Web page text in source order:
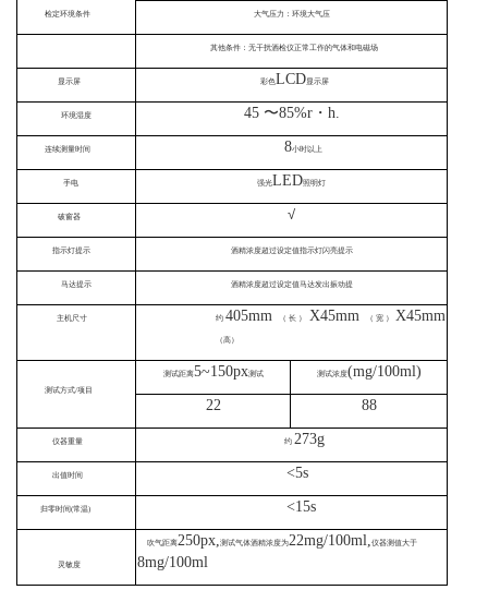
检定环境条件 大气压力：环境大气压
其他条件：无干扰酒检仪正常工作的气体和电磁场
显示屏 彩色LCD显示屏
环境湿度 45 〜85%r・ h.
连续测量时间 8小时以上
手电 强光LED照明灯
破窗器 √
指示灯提示 酒精浓度超过设定值指示灯闪亮提示
马达提示 酒精浓度超过设定值马达发出振动提
主机尺寸 约405mm （长） X45mm （宽）X45mm
（高）
测试方式/项目
测试距离5~150px测试 测试浓度(mg/100ml)
22 88
仪器重量 约 273g
出值时间 <5s
归零时间(常温) <15s
灵敏度
吹气距离250px,测试气体酒精浓度为22mg/100ml,仪器测值大于
8mg/100ml